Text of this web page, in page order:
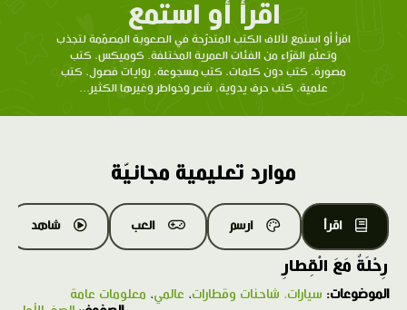
اقرأ أو استمع
اقرأ أو استمع لآلاف الكتب المتدرّحة في الصعوبة المصمّمة لتجذب
وتعلّم القرّاء من الفئات العمرية المختلفة. كوميكس، كتب
مصورة، كتب دون كلمات، كتب مسجوعة، روايات فصول، كتب
علمية، كتب حرف يدوية، شعر وخواطر وغيرها الكثير...
موارد تعليمية مجانيّة
اقرأ ارسم العب شاهد
رِحْلَةٌ مَعَ الْقِطارِ
الموضوعات: سيارات، شاحنات وقطارات، عالمي، معلومات عامة